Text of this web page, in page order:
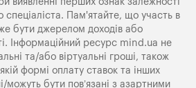
спеціаліста. Пам'ятайте, що участь в
бути джерелом доходів або
Інформаційний ресурс mind.ua не
та/або віртуальні гроші, також
формі оплату ставок та інших
можуть бути пов’язані з азартними